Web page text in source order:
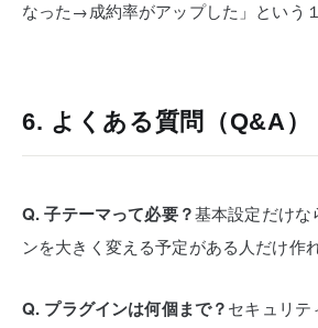
なった→成約率がアップした」という１
6. よくある質問（Q&A）
Q. 子テーマって必要？基本設定だけな
ンを大きく変える予定がある人だけ作
Q. プラグインは何個まで？セキュリテ